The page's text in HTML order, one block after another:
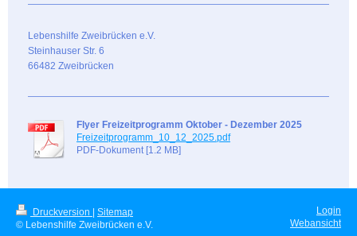
Lebenshilfe Zweibrücken e.V.
Steinhauser Str. 6
66482 Zweibrücken
Flyer Freizeitprogramm Oktober - Dezember 2025
Freizeitprogramm_10_12_2025.pdf
PDF-Dokument [1.2 MB]
Druckversion | Sitemap
© Lebenshilfe Zweibrücken e.V.
Login
Webansicht